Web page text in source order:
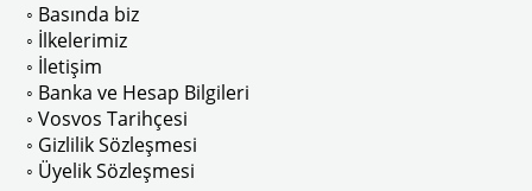
: AC711500 / 80500
◦ Basında biz
◦ İlkelerimiz
◦ İletişim
◦ Banka ve Hesap Bilgileri
◦ Vosvos Tarihçesi
◦ Gizlilik Sözleşmesi
◦ Üyelik Sözleşmesi